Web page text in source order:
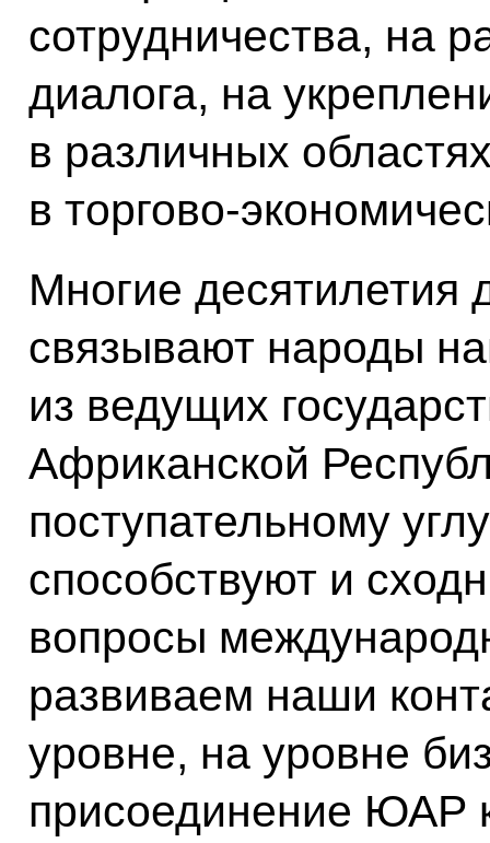
сотрудничества, на
диалога, на
в различных
в торгово-
Многие десятилетия
связывают народы
из ведущих
Африканской
поступательному
способствуют и
вопросы
развиваем наши
уровне, на уровне
присоединение ЮАР